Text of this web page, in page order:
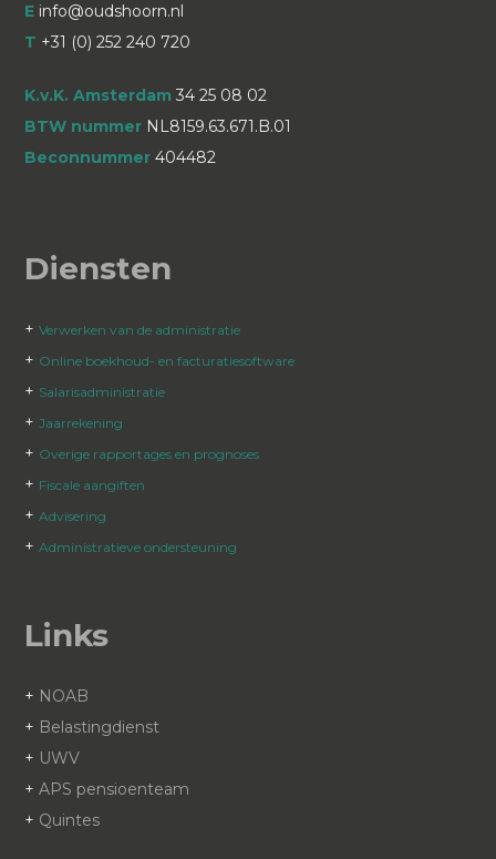
E info@oudshoorn.nl
T +31 (0) 252 240 720
K.v.K. Amsterdam 34 25 08 02
BTW nummer NL8159.63.671.B.01
Beconnummer 404482
Diensten
+Verwerken van de administratie
+ Online boekhoud- en facturatiesoftware
+ Salarisadministratie
+Jaarrekening
+ Overige rapportages en prognoses
+ Fiscale aangiften
+Advisering
+Administratieve ondersteuning
Links
+ NOAB
+ Belastingdienst
+ UWV
+APS pensioenteam
+ Quintes